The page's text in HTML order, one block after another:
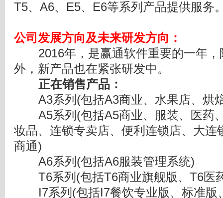
T5、A6、E5、E6等系列产品提供服务
公司发展方向及未来研发方向 ：
2016年，是赢通软件重要的一年，
外，新产品也在紧张研发中。
正在销售产品：
A3系列(包括A3商业、水果店、烘
A5系列(包括A5商业、服装、医药
妆品、连锁专卖店、便利连锁店、大连
商通)
A6系列(包括A6服装管理系统)
T6系列(包括T6商业旗舰版、T6医
I7系列(包括I7餐饮专业版、标准版